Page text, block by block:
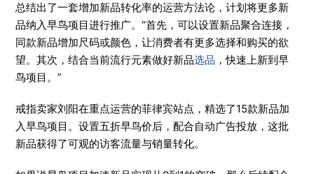
总结出了一套增加新品转化率的运营方法论，计划将更多新
品纳入早鸟项目进行推广。“首先，可以设置新品聚合连接，
同款新品增加尺码或颜色，让消费者有更多选择和购买的欲
望。其次，结合当前流行元素做好新品选品 ，快速上新到早
鸟项目。”
戒指卖家刘阳在重点运营的菲律宾站点，精选了15款新品加
入早鸟项目。设置五折早鸟价后，配合自动广告投放，这批
新品获得了可观的访客流量与销量转化。